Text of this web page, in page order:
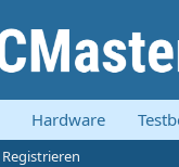
Hardware
Registrieren